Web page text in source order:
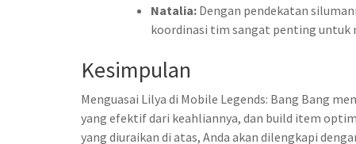
Natalia: Dengan pendekatan
koordinasi tim sangat penting untuk
Kesimpulan
Menguasai Lilya di Mobile Legends: Bang Bang
yang efektif dari keahliannya, dan build item
yang diuraikan di atas, Anda akan dilengkapi